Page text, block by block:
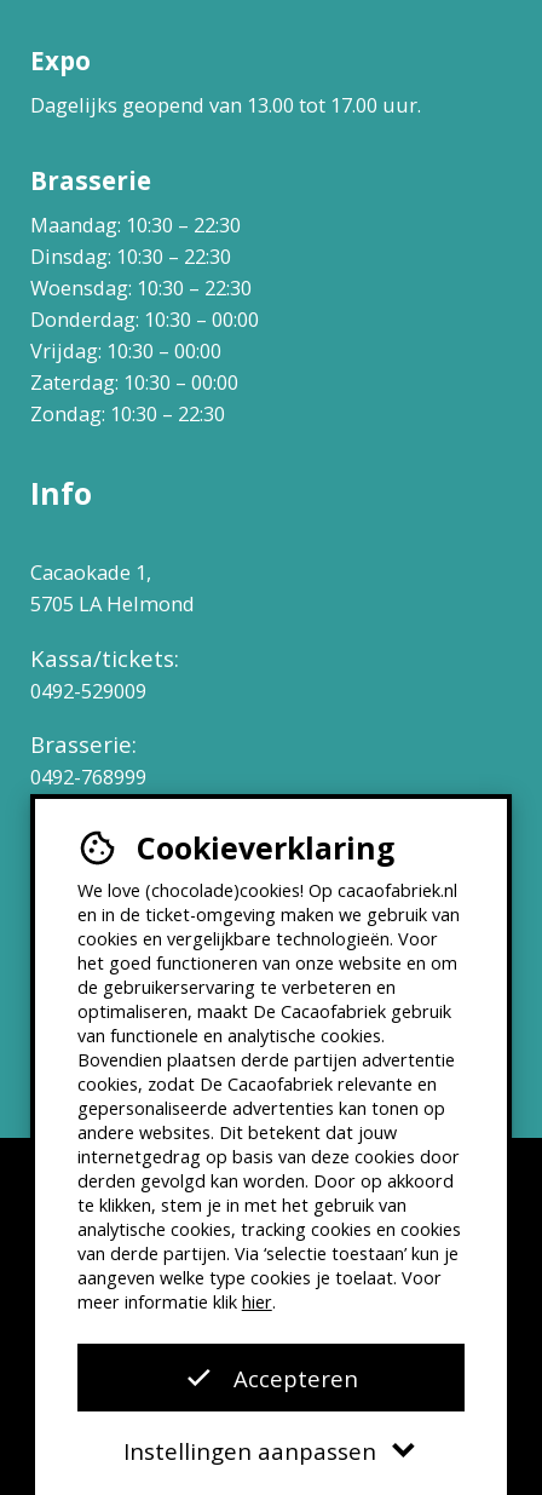
Cookieverklaring
We love (chocolade)cookies! Op cacaofabriek.nl
en in de ticket-omgeving maken we gebruik van
cookies en vergelijkbare technologieën. Voor
het goed functioneren van onze website en om
de gebruikerservaring te verbeteren en
optimaliseren, maakt De Cacaofabriek gebruik
van functionele en analytische cookies.
Bovendien plaatsen derde partijen advertentie
cookies, zodat De Cacaofabriek relevante en
gepersonaliseerde advertenties kan tonen op
andere websites. Dit betekent dat jouw
internetgedrag op basis van deze cookies door
derden gevolgd kan worden. Door op akkoord
te klikken, stem je in met het gebruik van
analytische cookies, tracking cookies en cookies
van derde partijen. Via ‘selectie toestaan’ kun je
aangeven welke type cookies je toelaat. Voor
meer informatie klik hier.
Accepteren
Instellingen aanpassen
Expo
Dagelijks geopend van 13.00 tot 17.00 uur.
Brasserie
Maandag: 10:30 – 22:30
Dinsdag: 10:30 – 22:30
Woensdag: 10:30 – 22:30
Donderdag: 10:30 – 00:00
Vrijdag: 10:30 – 00:00
Zaterdag: 10:30 – 00:00
Zondag: 10:30 – 22:30
Info
Cacaokade 1,
5705 LA Helmond
Kassa/tickets:
0492-529009
Brasserie:
0492-768999
Werken bij
Partners & Samenwerkingen
ANBI status
Nieuwsbrief
Disclaimer Privacyverklaring
Kleine lettertjes
VSCD Bezoekersvoorwaarden
Website doorThe Cre8ion.Lab